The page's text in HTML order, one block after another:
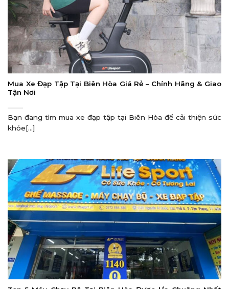
Mua Xe Đạp Tập Tại Biên Hòa Giá Rẻ – Chính Hãng & Giao
Tận Nơi
Bạn đang tìm mua xe đạp tập tại Biên Hòa để cải thiện sức
khỏe[...]